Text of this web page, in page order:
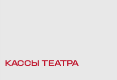
КАССЫ ТЕАТРА